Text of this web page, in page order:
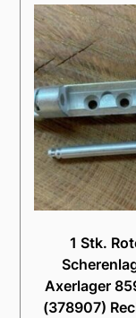
1 Stk.
Axerlager
(378907)